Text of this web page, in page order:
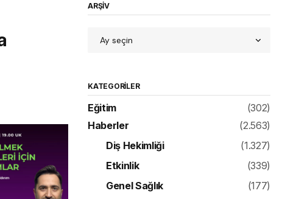
ARŞİV
KATEGORILER
Eğitim
(302)
Haberler
(2.563)
Diş Hekimliği
(1.327)
Etkinlik
(339)
Genel Sağlık
(177)